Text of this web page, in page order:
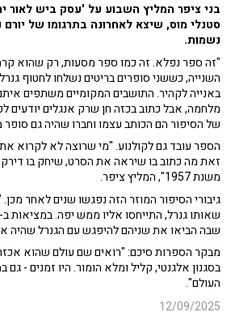
בני ציפר המליץ השבוע על 'עסק ביש לאור
סטנלי מוס, שיצא לאחרונה בתרגומו של
נשמות.
"זה ספר נפלא. זה כמו ספר מסעות, רק שהוא
השנייה, כששני סופרים בריטים נשלחו לחטוף
באנייה לקהיר. התושבים המקומיים משתפים
מלחמה, אבל כתוב בכזה חן שרק אנגלים יודעים
של הסיפור הם הכותב עצמו וחברו שהיה גם
הספר עובד גם לקולנוע. "מי שרוצה לא לקרוא
זאת מה כתוב בו שיראה את הסרט, שיחק בו
משנת 1957", המליץ ציפר.
גיבורי הסיפור המוזר הזה נפגשו שנים לאחר
שבה הביאו את שניהם להיפגש עם הגנרל שהיה
מבקר הספרות סיכם: "רואים שם עולם שהוא
בסגנון אלגנטי, קליל ומלא הומור. היו זמנים -
העולם".
12/09/2025